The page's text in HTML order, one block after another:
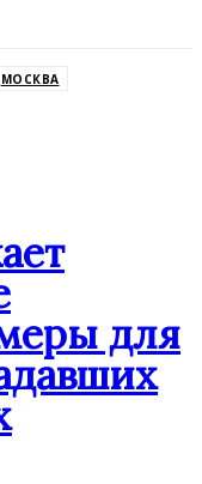
МОСКВА
для